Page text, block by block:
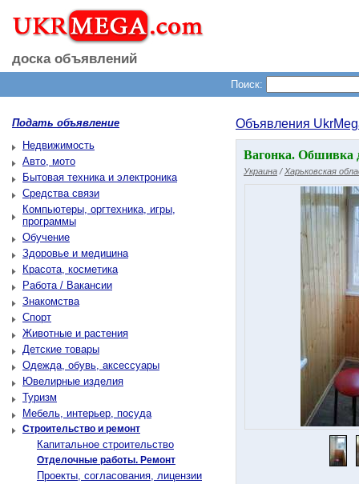
доска объявлений
Поиск:
Подать объявление
Недвижимость
Авто, мото
Бытовая техника и электроника
Средства связи
Компьютеры, оргтехника, игры,
программы
Обучение
Здоровье и медицина
Красота, косметика
Работа / Вакансии
Знакомства
Спорт
Животные и растения
Детские товары
Одежда, обувь, аксессуары
Ювелирные изделия
Туризм
Мебель, интерьер, посуда
Строительство и ремонт
Капитальное строительство
Отделочные работы. Ремонт
Проекты, согласования, лицензии
Объявления
Вагонка. Обшивка
Украина / Харьковская